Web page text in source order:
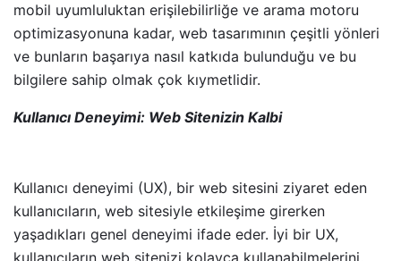
mobil uyumluluktan erişilebilirliğe ve arama motoru
optimizasyonuna kadar, web tasarımının çeşitli yönleri
ve bunların başarıya nasıl katkıda bulunduğu ve bu
bilgilere sahip olmak çok kıymetlidir.
Kullanıcı Deneyimi: Web Sitenizin Kalbi
Kullanıcı deneyimi (UX), bir web sitesini ziyaret eden
kullanıcıların, web sitesiyle etkileşime girerken
yaşadıkları genel deneyimi ifade eder. İyi bir UX,
kullanıcıların web sitenizi kolayca kullanabilmelerini,